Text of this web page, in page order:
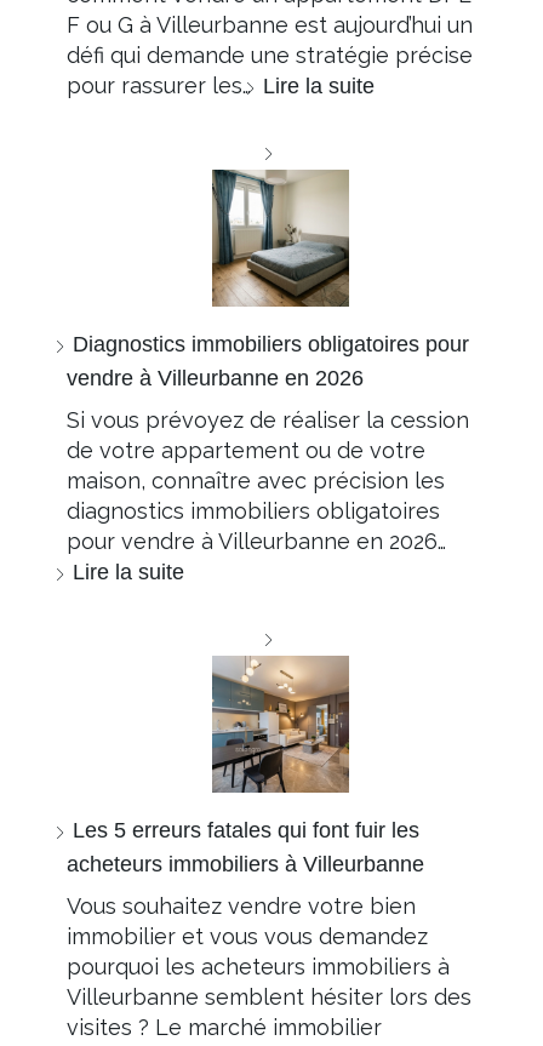
F ou G à Villeurbanne est aujourd’hui un
défi qui demande une stratégie précise
pour rassurer les… Lire la suite
Diagnostics immobiliers obligatoires pour
vendre à Villeurbanne en 2026
Si vous prévoyez de réaliser la cession
de votre appartement ou de votre
maison, connaître avec précision les
diagnostics immobiliers obligatoires
pour vendre à Villeurbanne en 2026…
Lire la suite
Les 5 erreurs fatales qui font fuir les
acheteurs immobiliers à Villeurbanne
Vous souhaitez vendre votre bien
immobilier et vous vous demandez
pourquoi les acheteurs immobiliers à
Villeurbanne semblent hésiter lors des
visites ? Le marché immobilier